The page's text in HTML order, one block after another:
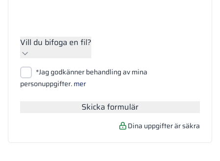
Vill du bifoga en fil?
Bifoga filer
Sök
*Jag godkänner behandling av mina
personuppgifter.mer
Skicka formulär
Dina uppgifter är säkra